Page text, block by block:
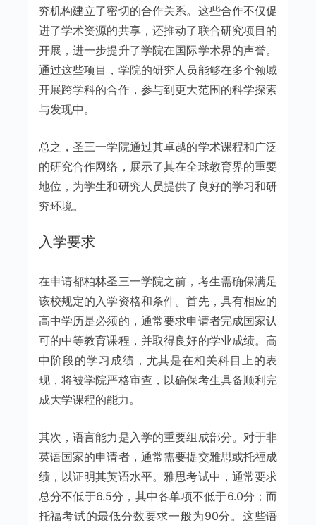
究机构建立了密切的合作关系。这些合作不仅促
进了学术资源的共享，还推动了联合研究项目的
开展，进一步提升了学院在国际学术界的声誉。
通过这些项目，学院的研究人员能够在多个领域
开展跨学科的合作，参与到更大范围的科学探索
与发现中。
总之，圣三一学院通过其卓越的学术课程和广泛
的研究合作网络，展示了其在全球教育界的重要
地位，为学生和研究人员提供了良好的学习和研
究环境。
入学要求
在申请都柏林圣三一学院之前，考生需确保满足
该校规定的入学资格和条件。首先，具有相应的
高中学历是必须的，通常要求申请者完成国家认
可的中等教育课程，并取得良好的学业成绩。高
中阶段的学习成绩，尤其是在相关科目上的表
现，将被学院严格审查，以确保考生具备顺利完
成大学课程的能力。
其次，语言能力是入学的重要组成部分。对于非
英语国家的申请者，通常需要提交雅思或托福成
绩，以证明其英语水平。雅思考试中，通常要求
总分不低于6.5分，其中各单项不低于6.0分；而
托福考试的最低分数要求一般为90分。这些语